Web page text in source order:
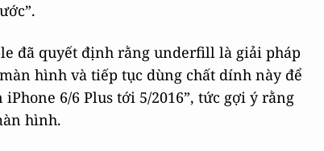
đã quyết định rằng underfill là giải pháp
hình và tiếp tục dùng chất dính này để
6/6 Plus tới 5/2016”, tức gợi ý rằng
hình.